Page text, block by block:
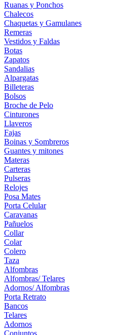
Ruanas y Ponchos
Chalecos
Chaquetas y Gamulanes
Remeras
Vestidos y Faldas
Botas
Zapatos
Sandalias
Alpargatas
Billeteras
Bolsos
Broche de Pelo
Cinturones
Llaveros
Fajas
Boinas y Sombreros
Guantes y mitones
Materas
Carteras
Pulseras
Relojes
Posa Mates
Porta Celular
Caravanas
Pañuelos
Collar
Colar
Colero
Taza
Alfombras
Alfombras/ Telares
Adornos/ Alfombras
Porta Retrato
Bancos
Telares
Adornos
Conjuntos